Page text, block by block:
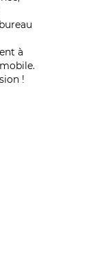
à
!